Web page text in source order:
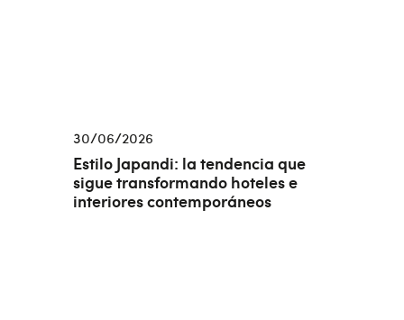
Estilo Japandi: la tendencia que
sigue transformando hoteles e
interiores contemporáneos
30/06/2026